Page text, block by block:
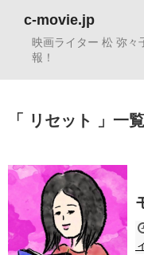
c-movie.jp
映画ライター 松 弥々
報！
リセット 一覧